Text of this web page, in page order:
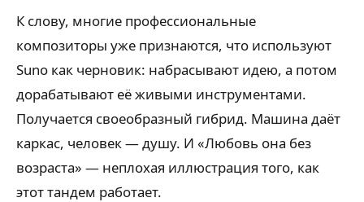
К слову, многие профессиональные
композиторы уже признаются, что используют
Suno как черновик: набрасывают идею, а потом
дорабатывают её живыми инструментами.
Получается своеобразный гибрид. Машина даёт
каркас, человек — душу. И «Любовь она без
возраста» — неплохая иллюстрация того, как
этот тандем работает.